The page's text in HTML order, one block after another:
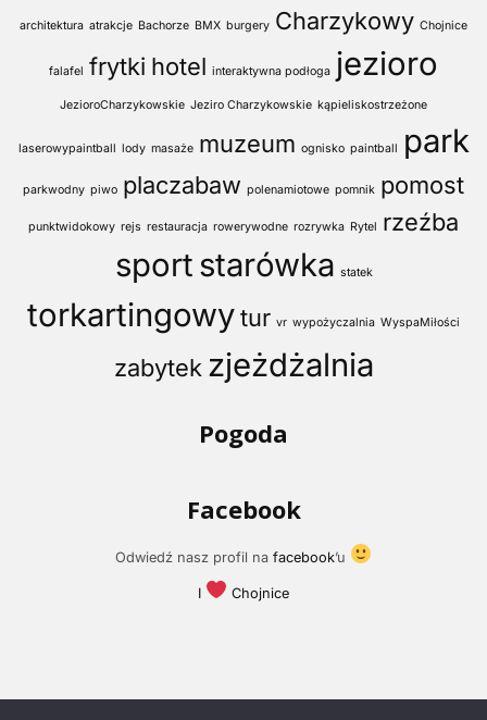
architektura atrakcje Bachorze BMX burgery Charzykowy Chojnice
falafel frytki hotel interaktywna podłoga jezioro
JezioroCharzykowskie Jeziro Charzykowskie kąpieliskostrzeżone
laserowypaintball lody masaże muzeum ognisko paintball park
parkwodny piwo placzabaw polenamiotowe pomnik pomost
punktwidokowy rejs restauracja rowerywodne rozrywka Rytel rzeźba
sport starówka statek
torkartingowytur vr wypożyczalnia WyspaMiłości
zabytek zjeżdżalnia
Pogoda
Facebook
Odwiedź nasz profil nafacebook’u
I Chojnice